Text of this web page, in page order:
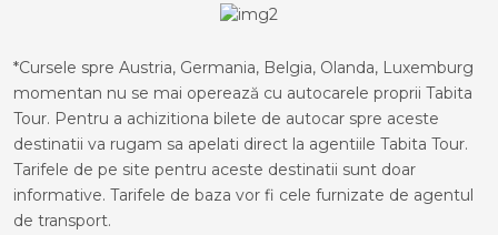
*Cursele spre Austria, Germania, Belgia, Olanda, Luxemburg
momentan nu se mai operează cu autocarele proprii Tabita
Tour. Pentru a achizitiona bilete de autocar spre aceste
destinatii va rugam sa apelati direct la agentiile Tabita Tour.
Tarifele de pe site pentru aceste destinatii sunt doar
informative. Tarifele de baza vor fi cele furnizate de agentul
de transport.